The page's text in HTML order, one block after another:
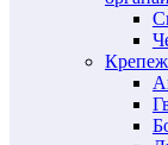
Крепеж